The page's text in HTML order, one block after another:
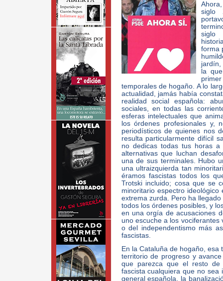
siglo
siglo
forma
jardín,
la
temporales de hogaño. A lo
actualidad, jamás había
realidad social española:
sociales, en todas las
esferas intelectuales que
los órdenes profesionales y,
periodísticos de quienes nos
resulta particularmente difícil
no dedicas todas tus horas
alternativas que luchan
una de sus terminales. Hubo
una ultraizquierda tan
éramos fascistas todos los
Trotski incluido; cosa que se
minoritario espectro
extrema zurda. Pero ha
todos los órdenes posibles, y
en una orgía de acusaciones
uno escuche a los
o del independentismo más
fascistas.
En la Cataluña de hogaño,
territorio de progreso y
que parezca que el resto
fascista cualquiera que no sea
general española, la